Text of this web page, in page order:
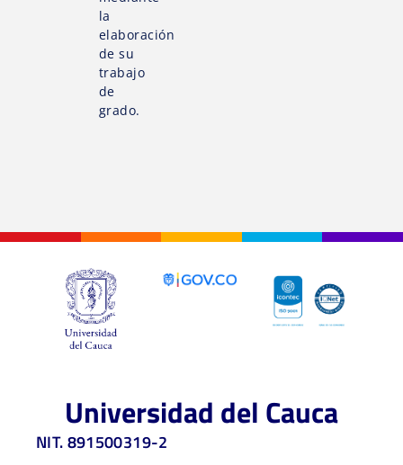
la
elaboración
de su
trabajo
de
grado.
Universidad del Cauca
NIT. 891500319-2